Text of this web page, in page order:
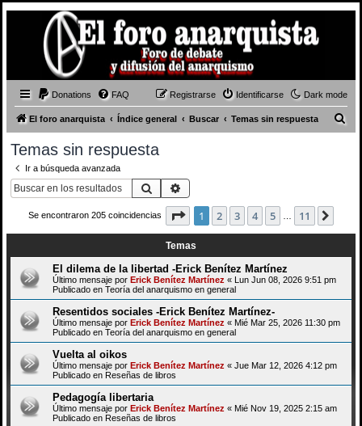
Dark mode
Donations FAQ Identificarse
Registrarse
El foro anarquista Índice general Buscar Temas sin respuesta
Temas sin respuesta
Ir a búsqueda avanzada
Buscar
Se encontraron 205 coincidencias Página de 11
1 2 3 4 5 11
Temas
El dilema de la libertad -Erick Benítez Martínez
Último mensaje por Erick Benítez Martínez « Lun Jun 08, 2026 9:51 pm
Publicado en Teoría del anarquismo en general
Resentidos sociales -Erick Benítez Martínez-
Último mensaje por Erick Benítez Martínez « Mié Mar 25, 2026 11:30 pm
Publicado en Teoría del anarquismo en general
Vuelta al oikos
Último mensaje por Erick Benítez Martínez « Jue Mar 12, 2026 4:12 pm
Publicado en Reseñas de libros
Pedagogía libertaria
Último mensaje por Erick Benítez Martínez « Mié Nov 19, 2025 2:15 am
Publicado en Reseñas de libros